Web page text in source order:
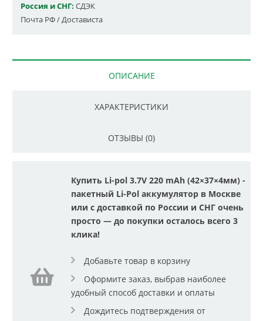
Россия и СНГ: СДЭК
Почта РФ / Достависта
ОПИСАНИЕ
ХАРАКТЕРИСТИКИ
ОТЗЫВЫ (0)
Купить Li-pol 3.7V 220 mAh (42×37×4мм) -
пакетный Li-Pol аккумулятор в Москве
или с доставкой по России и СНГ очень
просто — до покупки осталось всего 3
клика!
Добавьте товар в корзину
Оформите заказ, выбрав наиболее
удобный способ доставки и оплаты
Дождитесь подтверждения от